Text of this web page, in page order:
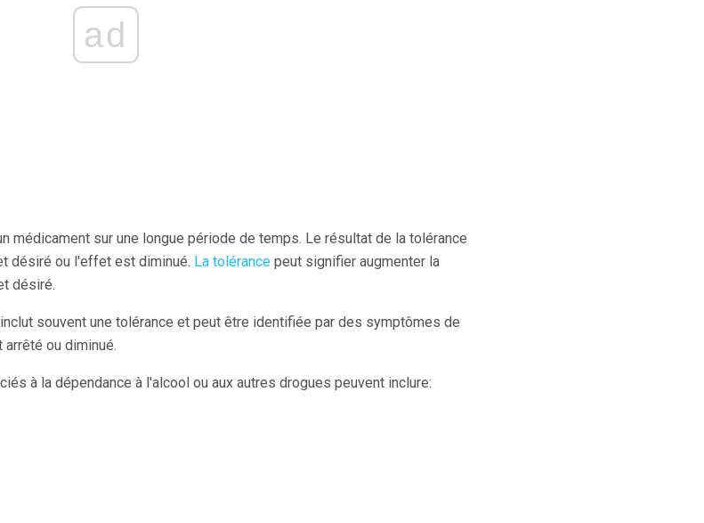
ad
médicament sur une longue période de temps. Le résultat de la tolérance
désiré ou l'effet est diminué. La tolérance peut signifier augmenter la
désiré.
souvent une tolérance et peut être identifiée par des symptômes de
ou diminué.
à la dépendance à l'alcool ou aux autres drogues peuvent inclure: